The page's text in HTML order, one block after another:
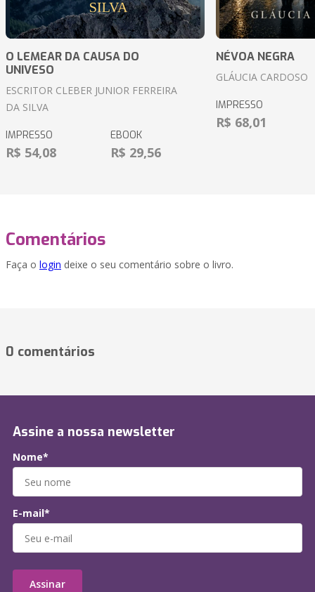
O LEMEAR DA CAUSA DO
UNIVESO
ESCRITOR CLEBER JUNIOR FERREIRA
DA SILVA
IMPRESSO
R$ 54,08
EBOOK
R$ 29,56
NÉVOA NEGRA
GLÁUCIA CARDOSO
IMPRESSO
R$ 68,01
Comentários
Faça o login deixe o seu comentário sobre o livro.
0 comentários
Assine a nossa newsletter
Nome*
E-mail*
Assinar